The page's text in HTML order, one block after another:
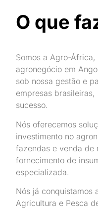
O que
Somos a Agro-
agronegócio em
sob nossa gestão e
empresas
sucesso.
Nós oferecemos
investimento no
fazendas e venda de
fornecimento de
especializada.
Nós já conquistamos
Agricultura e Pesca